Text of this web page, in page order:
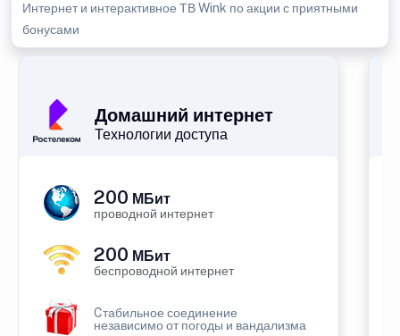
Интернет и интерактивное ТВ Wink по акции с приятными
бонусами
Домашний интернет
Технологии доступа
200 МБит
проводной интернет
200 МБит
беспроводной интернет
Cтабильное соединение
независимо от погоды и вандализма